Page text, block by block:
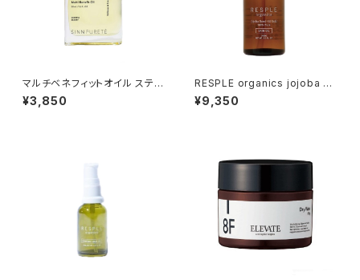
マルチベネフィットオイル スティ
ルネス＆エナジー
¥3,850
RESPLE organics jojoba Sk
in Oil 100ml
¥9,350